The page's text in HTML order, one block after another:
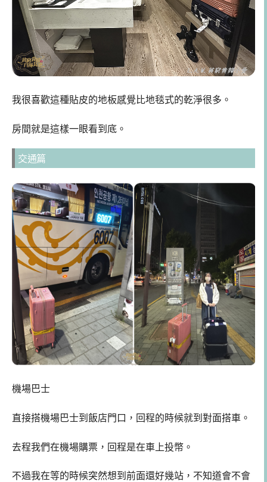
我很喜歡這種貼皮的地板感覺比地毯式的乾淨很多。
房間就是這樣一眼看到底。
交通篇
機場巴士
直接搭機場巴士到飯店門口，回程的時候就到對面搭車。
去程我們在機場購票，回程是在車上投幣。
不過我在等的時候突然想到前面還好幾站，不知道會不會